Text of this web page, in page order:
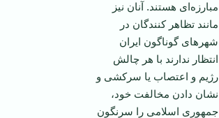
مبارزه‌ای هستند. آنان نيز
مانند تظاهر کنندگان در
شهرهای گوناگون ايران
انتظار ندارند با هر چالش
رژيم و اعتصاب يا سرکشی و
نشان دادن مخالفت خود،
جمهوری اسلامی را سرنگون